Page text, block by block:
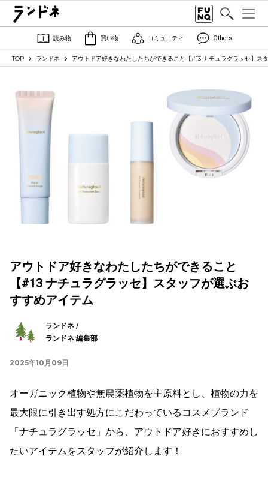
読み物 買い物 コミュニティ Others
TOP ランドネ アウトドア好きなわたしたちができること【#13 ナチュラグラッセ】ス
アウトドア好きなわたしたちができること
【#13 ナチュラグラッセ】スタッフが選ぶお
すすめアイテム
ランドネ /
ランドネ 編集部
2025年10月09日
オーガニック植物や無農薬植物を主原料とし、植物の力を
最大限に引き出す処方にこだわっているコスメブランド
「ナチュラグラッセ」から、アウトドア好きにおすすめし
たいアイテムをスタッフが紹介します！